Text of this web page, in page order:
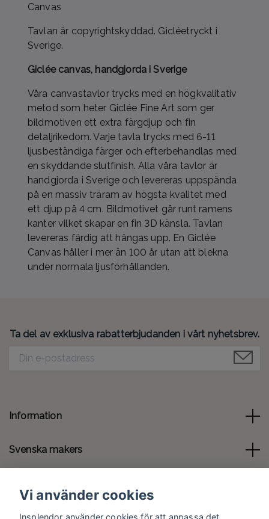
Canvas
Tavlan är copyrightskyddad. Gicléetryckt i
Sverige.
Giclée canvas, handgjorda i Sverige
Våra canvastavlor trycks med en högkvalitativ
metod som heter Giclée Fine Art som ger
bildmotiven ett extra färgdjup och fin
detaljrikedom. Varje tavla trycks med 6-11
ljusbeständiga färger och efterbehandlas med
en skyddande slutfinish. Alla våra tavlor är
handgjorda i Sverige och levereras uppspända
på en massiv träram av högsta kvalitet med
ett djup på 4 cm. Bildmotivet går runt ramens
kanter vilket skapar en fin 3D känsla. Tavlan
levereras färdig att hängas upp. En Giclée
Canvas håller i mer än 100 år utan att blekna
under normala ljusförhållanden.
Ta del av exklusiva rabatterbjudanden i vårt nyhetsbrev.
Information
Svenska makers
Sociala medier
Vi använder cookies
Insplendor använder cookies för att anpassa det